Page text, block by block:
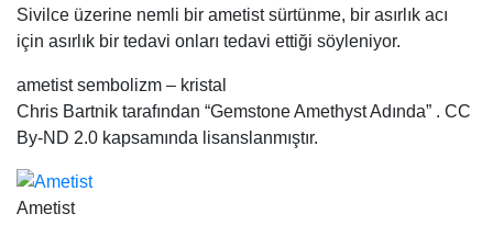
Sivilce üzerine nemli bir ametist sürtünme, bir asırlık acı
için asırlık bir tedavi onları tedavi ettiği söyleniyor.
ametist sembolizm – kristal
Chris Bartnik tarafından “Gemstone Amethyst Adında” . CC
By-ND 2.0 kapsamında lisanslanmıştır.
Ametist